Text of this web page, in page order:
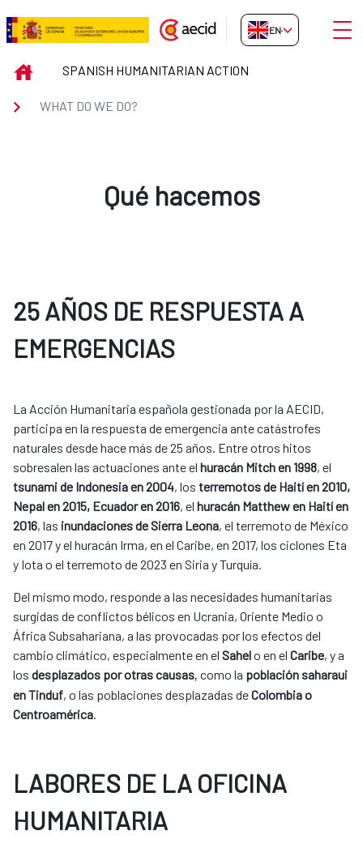
Skip to Main Content
WHAT DO WE DO?
EN-GB
INICIOSPANISH HUMANITARIAN ACTION
WHAT DO WE DO?
Qué hacemos
25 AÑOS DE RESPUESTA A
EMERGENCIAS
La Acción Humanitaria española gestionada por la AECID,
participa en la respuesta de emergencia ante catástrofes
naturales desde hace más de 25 años. Entre otros hitos
sobresalen las actuaciones ante el huracán Mitch en 1998, el
tsunami de Indonesia en 2004, los terremotos de Haití en 2010,
Nepal en 2015, Ecuador en 2016, el huracán Matthew en Haití en
2016, las inundaciones de Sierra Leona, el terremoto de México
en 2017 y el huracán Irma, en el Caribe, en 2017, los ciclones Eta
y Iota o el terremoto de 2023 en Siria y Turquía.
Del mismo modo, responde a las necesidades humanitarias
surgidas de conflictos bélicos en Ucrania, Oriente Medio o
África Subsahariana, a las provocadas por los efectos del
cambio climático, especialmente en el Sahelo en el Caribe, y a
los desplazados por otras causas, como la población saharaui
en Tinduf, o las poblaciones desplazadas deColombia o
Centroamérica.
LABORES DE LA OFICINA
HUMANITARIA